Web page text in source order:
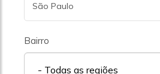
São Paulo
Bairro
- Todas as regiões